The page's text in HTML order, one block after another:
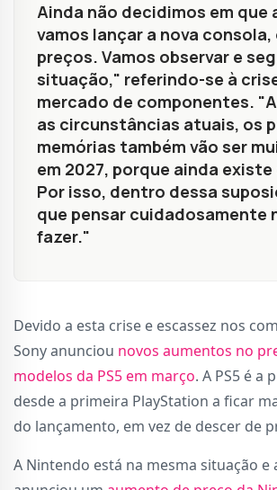
Ainda não decidimos em que
vamos lançar a nova consola,
preços. Vamos observar e
situação," referindo-se à
mercado de componentes.
as circunstâncias atuais, os
memórias também vão ser
em 2027, porque ainda
Por isso, dentro dessa
que pensar cuidadosamente
fazer."
Devido a esta crise e escassez nos
Sony anunciou novos aumentos no
modelos da PS5 em março. A PS5 é a
desde a primeira PlayStation a ficar
do lançamento, em vez de descer de
A Nintendo está na mesma situação e